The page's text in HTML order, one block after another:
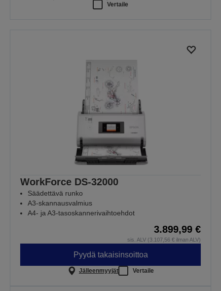
Vertaile
WorkForce DS-32000
Säädettävä runko
A3-skannausvalmius
A4- ja A3-tasoskannerivaihtoehdot
3.899,99 €
sis. ALV (3.107,56 € ilman ALV)
Pyydä takaisinsoittoa
Jälleenmyyjät Vertaile